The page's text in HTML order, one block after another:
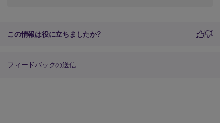
この情報は役に立ちましたか?
フィードバックの送信